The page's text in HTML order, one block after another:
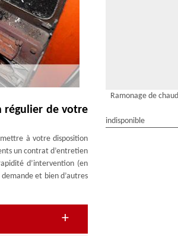
régulier de votre
à votre disposition
un contrat d’entretien
d’intervention (en
et bien d’autres
Ramonage de
indisponible